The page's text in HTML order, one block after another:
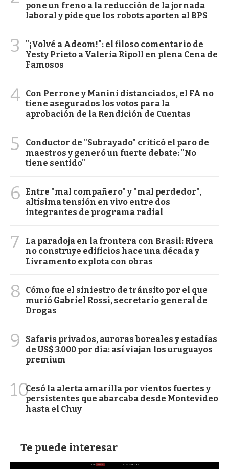
pone un freno a la reducción de la jornada
laboral y pide que los robots aporten al BPS
3
"¡Volvé a Adeom!": el filoso comentario de
Yesty Prieto a Valeria Ripoll en plena Cena de
Famosos
4 Con Perrone y Manini distanciados, el FA no
tiene asegurados los votos para la
aprobación de la Rendición de Cuentas
5
Conductor de "Subrayado" criticó el paro de
maestros y generó un fuerte debate: "No
tiene sentido"
6
Entre "mal compañero" y "mal perdedor",
altísima tensión en vivo entre dos
integrantes de programa radial
7
La paradoja en la frontera con Brasil: Rivera
no construye edificios hace una década y
Livramento explota con obras
8
Cómo fue el siniestro de tránsito por el que
murió Gabriel Rossi, secretario general de
Drogas
9
Safaris privados, auroras boreales y estadías
de US$ 3.000 por día: así viajan los uruguayos
premium
10Cesó la alerta amarilla por vientos fuertes y
persistentes que abarcaba desde Montevideo
hasta el Chuy
Te puede interesar